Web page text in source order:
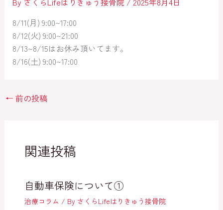
8/11(月) 9:00~17:00
8/12(火) 9:00~21:00
8/13~8/15はお休み頂いてます。
8/16(土) 9:00~17:00
← 前の投稿
関連投稿
自動車保険について①
治療コラム / By さくらLifeはりきゅう接骨院